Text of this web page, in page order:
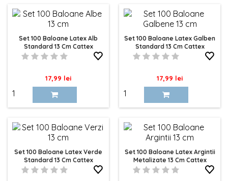
Set 100 Baloane Latex Alb
Standard 13 Cm Cattex
Pret
17,99 lei
Set 100 Baloane Latex Galben
Standard 13 Cm Cattex
Pret
17,99 lei
Set 100 Baloane Latex Verde
Standard 13 Cm Cattex
Set 100 Baloane Latex Argintii
Metalizate 13 Cm Cattex